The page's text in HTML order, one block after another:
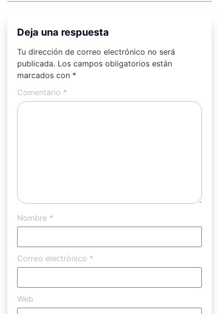
Deja una respuesta
Tu dirección de correo electrónico no será
publicada. Los campos obligatorios están
marcados con *
Comentario *
Nombre *
Correo electrónico *
Web